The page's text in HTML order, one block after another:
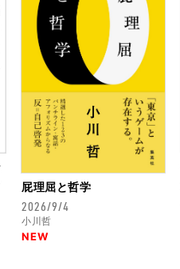
屁理屈と哲学
2026/9/4
小川哲
NEW